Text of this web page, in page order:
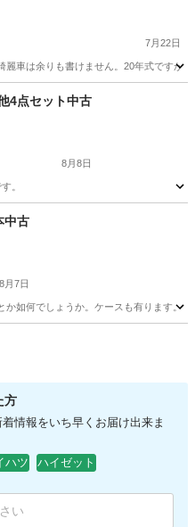
7月22日
麗車は余りも書けません。20年式ですが
ン ラパン
4点セット中古
8月8日
。
懐中電灯
中古
8月7日
か如何でしょうか。ケースも有ります。
方
情報をいち早くお届け出来ま
ハツ ハイゼット